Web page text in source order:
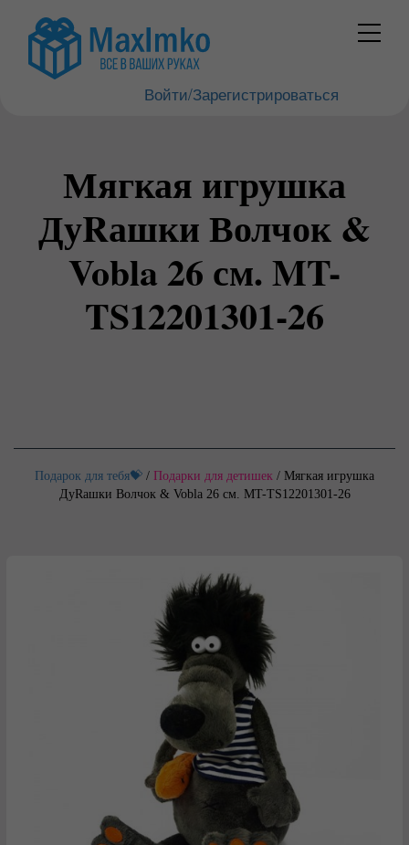
Войти/Зарегистрироваться
Мягкая игрушка
ДуRашки Волчок &
Vobla 26 см. MT-
TS12201301-26
Подарок для тебя💝 / Подарки для детишек / Мягкая игрушка
ДуRашки Волчок & Vobla 26 см. MT-TS12201301-26